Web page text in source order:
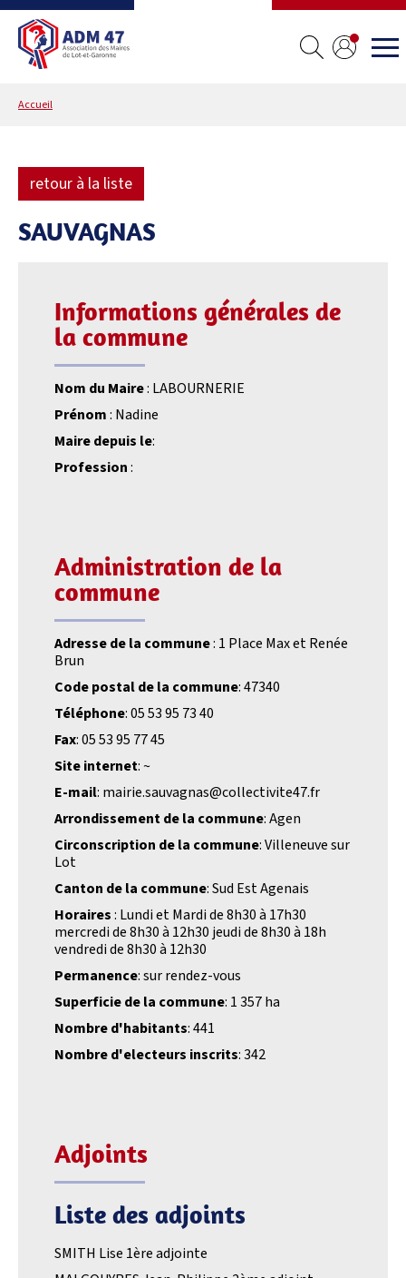
Accueil
retour à la liste
SAUVAGNAS
Informations générales de
la commune
Nom du Maire: LABOURNERIE
Prénom: Nadine
Maire depuis le:
Profession:
Administration de la
commune
Adresse de la commune: 1 Place Max et Renée
Brun
Code postal de la commune: 47340
Téléphone: 05 53 95 73 40
Fax: 05 53 95 77 45
Site internet: ~
E-mail: mairie.sauvagnas@collectivite47.fr
Arrondissement de la commune: Agen
Circonscription de la commune: Villeneuve sur
Lot
Canton de la commune: Sud Est Agenais
Horaires: Lundi et Mardi de 8h30 à 17h30
mercredi de 8h30 à 12h30 jeudi de 8h30 à 18h
vendredi de 8h30 à 12h30
Permanence: sur rendez-vous
Superficie de la commune: 1 357 ha
Nombre d'habitants: 441
Nombre d'electeurs inscrits: 342
Adjoints
Liste des adjoints
SMITH Lise 1ère adjointe